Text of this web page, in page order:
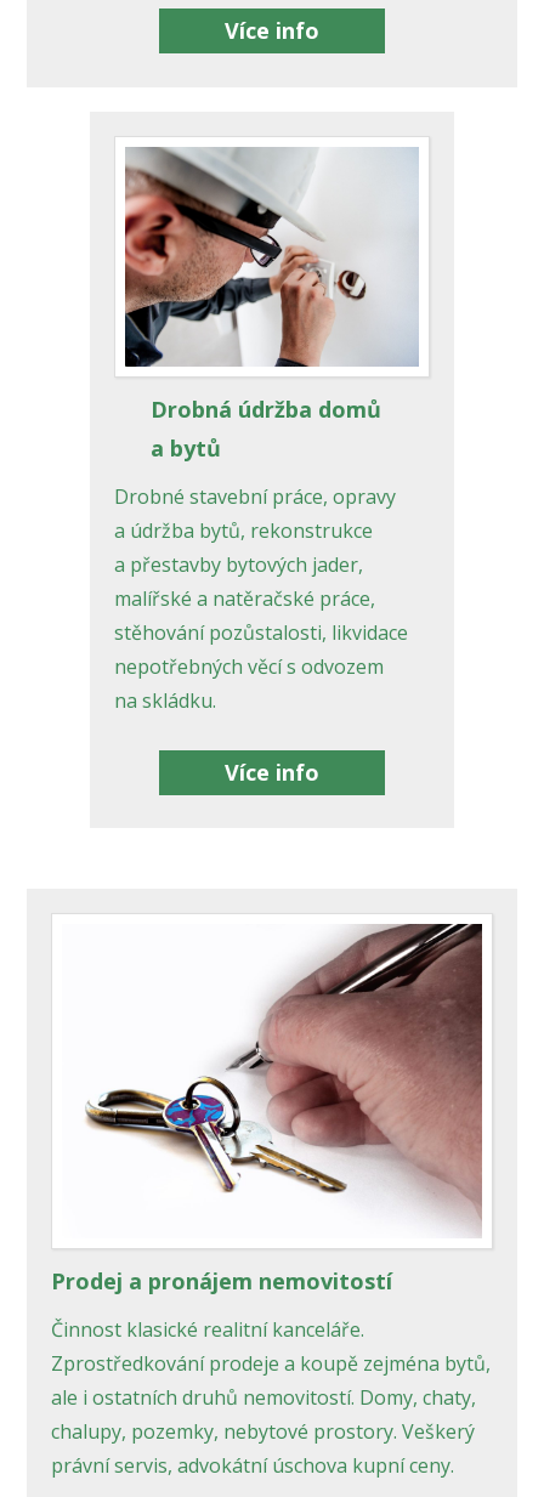
Více info
Drobná údržba domů
a bytů
Drobné stavební práce, opravy
a údržba bytů, rekonstrukce
a přestavby bytových jader,
malířské a natěračské práce,
stěhování pozůstalosti, likvidace
nepotřebných věcí s odvozem
na skládku.
Více info
Prodej a pronájem nemovitostí
Činnost klasické realitní kanceláře.
Zprostředkování prodeje a koupě zejména bytů,
ale i ostatních druhů nemovitostí. Domy, chaty,
chalupy, pozemky, nebytové prostory. Veškerý
právní servis, advokátní úschova kupní ceny.